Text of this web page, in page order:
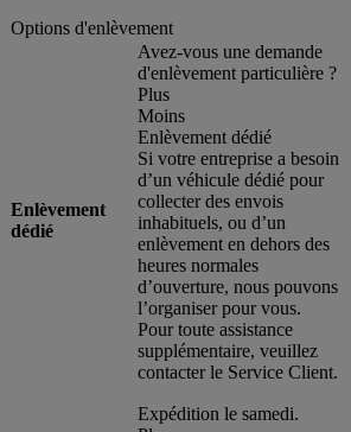
Options d'enlèvement
Enlèvement
dédié
Avez-vous une demande
d'enlèvement particulière ?
Plus
Moins
Enlèvement dédié
Si votre entreprise a besoin
d’un véhicule dédié pour
collecter des envois
inhabituels, ou d’un
enlèvement en dehors des
heures normales
d’ouverture, nous pouvons
l’organiser pour vous.
Pour toute assistance
supplémentaire, veuillez
contacter le Service Client.
Expédition le samedi.